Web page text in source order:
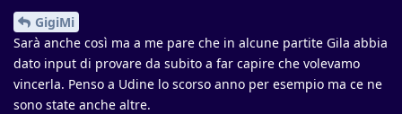
GigiMi
Sarà anche così ma a me pare che in alcune partite Gila abbia
dato input di provare da subito a far capire che volevamo
vincerla. Penso a Udine lo scorso anno per esempio ma ce ne
sono state anche altre.